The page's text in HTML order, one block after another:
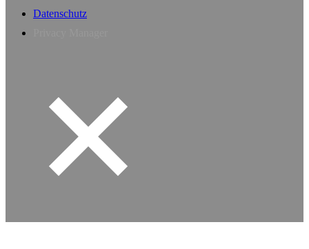
Datenschutz